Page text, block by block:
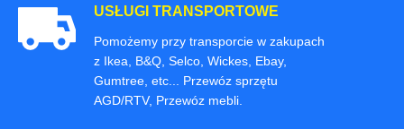
USŁUGI TRANSPORTOWE
Pomożemy przy transporcie w zakupach
z Ikea, B&Q, Selco, Wickes, Ebay,
Gumtree, etc... Przewóz sprzętu
AGD/RTV, Przewóz mebli.